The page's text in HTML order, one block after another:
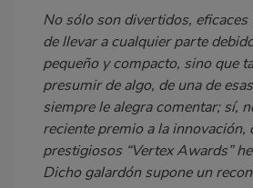
Subtítulo
No sólo son divertidos,
de llevar a cualquier parte
pequeño y compacto, sino que
presumir de algo, de una de
siempre le alegra comentar; sí,
reciente premio a la innovación,
prestigiosos “Vertex Awards”
Dicho galardón supone un